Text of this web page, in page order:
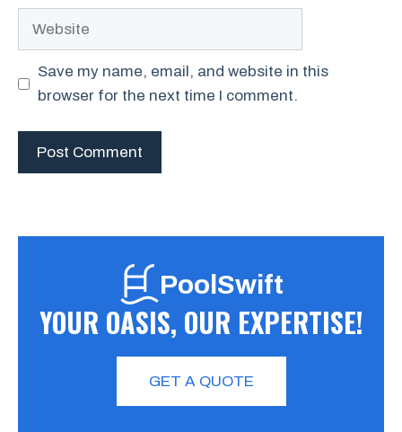
Website
Save my name, email, and website in this
browser for the next time I comment.
PoolSwift
YOUR OASIS, OUR EXPERTISE!
GET A QUOTE